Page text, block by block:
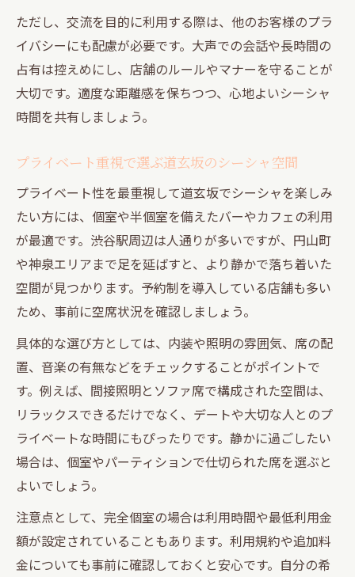
ただし、交流を目的に利用する際は、他のお客様のプラ
イバシーにも配慮が必要です。大声での会話や長時間の
占有は控えめにし、店舗のルールやマナーを守ることが
大切です。適度な距離感を保ちつつ、心地よいシーシャ
時間を共有しましょう。
プライベート重視で選ぶ道玄坂のシーシャ空間
プライベート性を最重視して道玄坂でシーシャを楽しみ
たい方には、個室や半個室を備えたバーやカフェの利用
が最適です。渋谷駅周辺は人通りが多いですが、円山町
や神泉エリアまで足を延ばすと、より静かで落ち着いた
空間が見つかります。予約制を導入している店舗も多い
ため、事前に空席状況を確認しましょう。
具体的な選び方としては、内装や照明の雰囲気、席の配
置、音楽の有無などをチェックすることがポイントで
す。例えば、間接照明とソファ席で構成された空間は、
リラックスできるだけでなく、デートや大切な人とのプ
ライベートな時間にもぴったりです。静かに過ごしたい
場合は、個室やパーティションで仕切られた席を選ぶと
よいでしょう。
注意点として、完全個室の場合は利用時間や最低利用金
額が設定されていることもあります。利用規約や追加料
金についても事前に確認しておくと安心です。自分の希